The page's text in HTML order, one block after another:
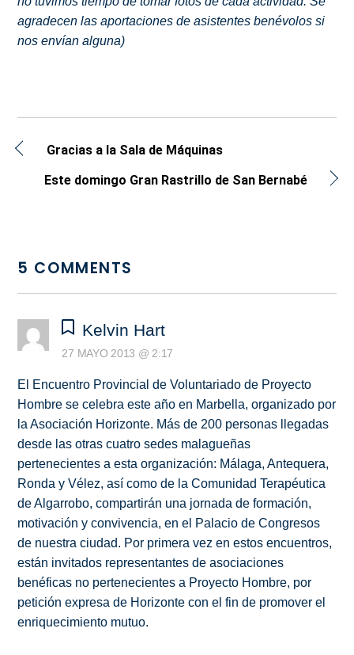
agradecen las aportaciones de asistentes benévolos si
nos envían alguna)
Gracias a la Sala de Máquinas
Este domingo Gran Rastrillo de San Bernabé
5 COMMENTS
Kelvin Hart
27 MAYO 2013 @ 2:17
El Encuentro Provincial de Voluntariado de Proyecto
Hombre se celebra este año en Marbella, organizado por
la Asociación Horizonte. Más de 200 personas llegadas
desde las otras cuatro sedes malagueñas
pertenecientes a esta organización: Málaga, Antequera,
Ronda y Vélez, así como de la Comunidad Terapéutica
de Algarrobo, compartirán una jornada de formación,
motivación y convivencia, en el Palacio de Congresos
de nuestra ciudad. Por primera vez en estos encuentros,
están invitados representantes de asociaciones
benéficas no pertenecientes a Proyecto Hombre, por
petición expresa de Horizonte con el fin de promover el
enriquecimiento mutuo.